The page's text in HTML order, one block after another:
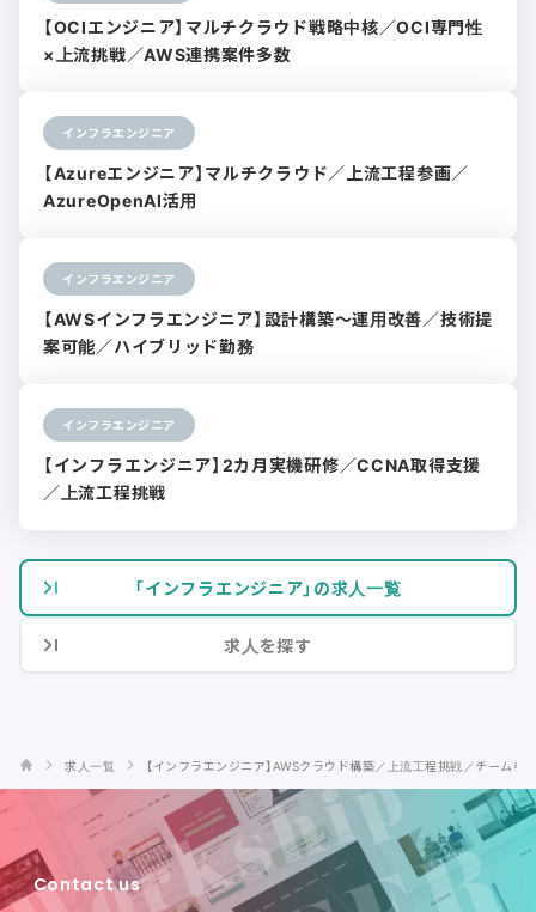
【OCIエンジニア】マルチクラウド戦略中核／OCI専門性
×上流挑戦／AWS連携案件多数
インフラエンジニア
【Azureエンジニア】マルチクラウド／上流工程参画／
AzureOpenAI活用
インフラエンジニア
【AWSインフラエンジニア】設計構築〜運用改善／技術提
案可能／ハイブリッド勤務
インフラエンジニア
【インフラエンジニア】2カ月実機研修／CCNA取得支援
／上流工程挑戦
「インフラエンジニア」の求人一覧
求人を探す
求人一覧 【インフラエンジニア】AWSクラウド構築／上流工程挑戦／チーム参
Contact us